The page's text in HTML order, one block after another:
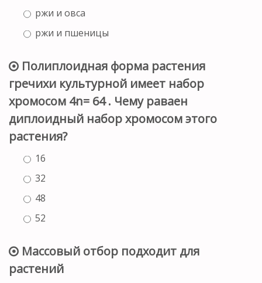
ржи и овса
ржи и пшеницы
Полиплоидная форма растения
гречихи культурной имеет набор
хромосом 4n= 64 . Чему раваен
диплоидный набор хромосом этого
растения?
16
32
48
52
Массовый отбор подходит для
растений